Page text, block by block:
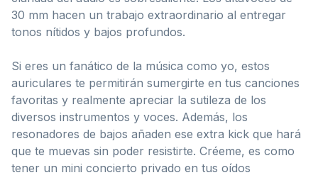
30 mm hacen un trabajo extraordinario al entregar
tonos nítidos y bajos profundos.
Si eres un fanático de la música como yo, estos
auriculares te permitirán sumergirte en tus canciones
favoritas y realmente apreciar la sutileza de los
diversos instrumentos y voces. Además, los
resonadores de bajos añaden ese extra kick que hará
que te muevas sin poder resistirte. Créeme, es como
tener un mini concierto privado en tus oídos